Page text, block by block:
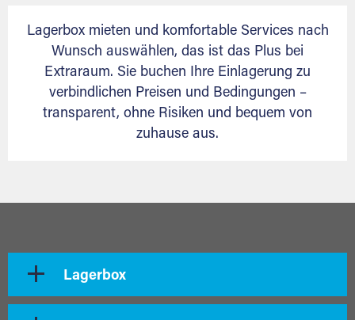
Lagerbox mieten und komfortable Services nach
Wunsch auswählen, das ist das Plus bei
Extraraum. Sie buchen Ihre Einlagerung zu
verbindlichen Preisen und Bedingungen –
transparent, ohne Risiken und bequem von
zuhause aus.
Lagerbox